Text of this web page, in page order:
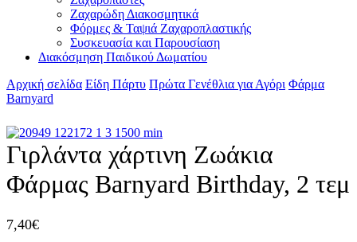
Ζαχαρώδη Διακοσμητικά
Φόρμες & Ταψιά Ζαχαροπλαστικής
Συσκευασία και Παρουσίαση
Διακόσμηση Παιδικού Δωματίου
Αρχική σελίδα Είδη Πάρτυ Πρώτα Γενέθλια για Αγόρι Φάρμα
Barnyard
Γιρλάντα χάρτινη Ζωάκια
Φάρμας Barnyard Birthday, 2 τεμ
7,40€